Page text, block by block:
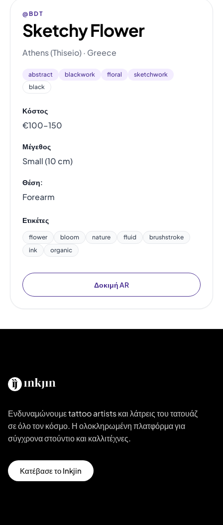
@BDT
Sketchy Flower
Athens (Thiseio) · Greece
abstract blackwork floral
sketchwork
black
Κόστος
€100–150
Μέγεθος
Small (10 cm)
Θέση:
Forearm
Ετικέτες
flower bloom nature fluid
brushstroke
ink
organic
Δοκιμή AR
Ενδυναμώνουμε tattoo artists και λάτρεις του τατουάζ
σε όλο τον κόσμο. Η ολοκληρωμένη πλατφόρμα για
σύγχρονα στούντιο και καλλιτέχνες.
Κατέβασε το Inkjin